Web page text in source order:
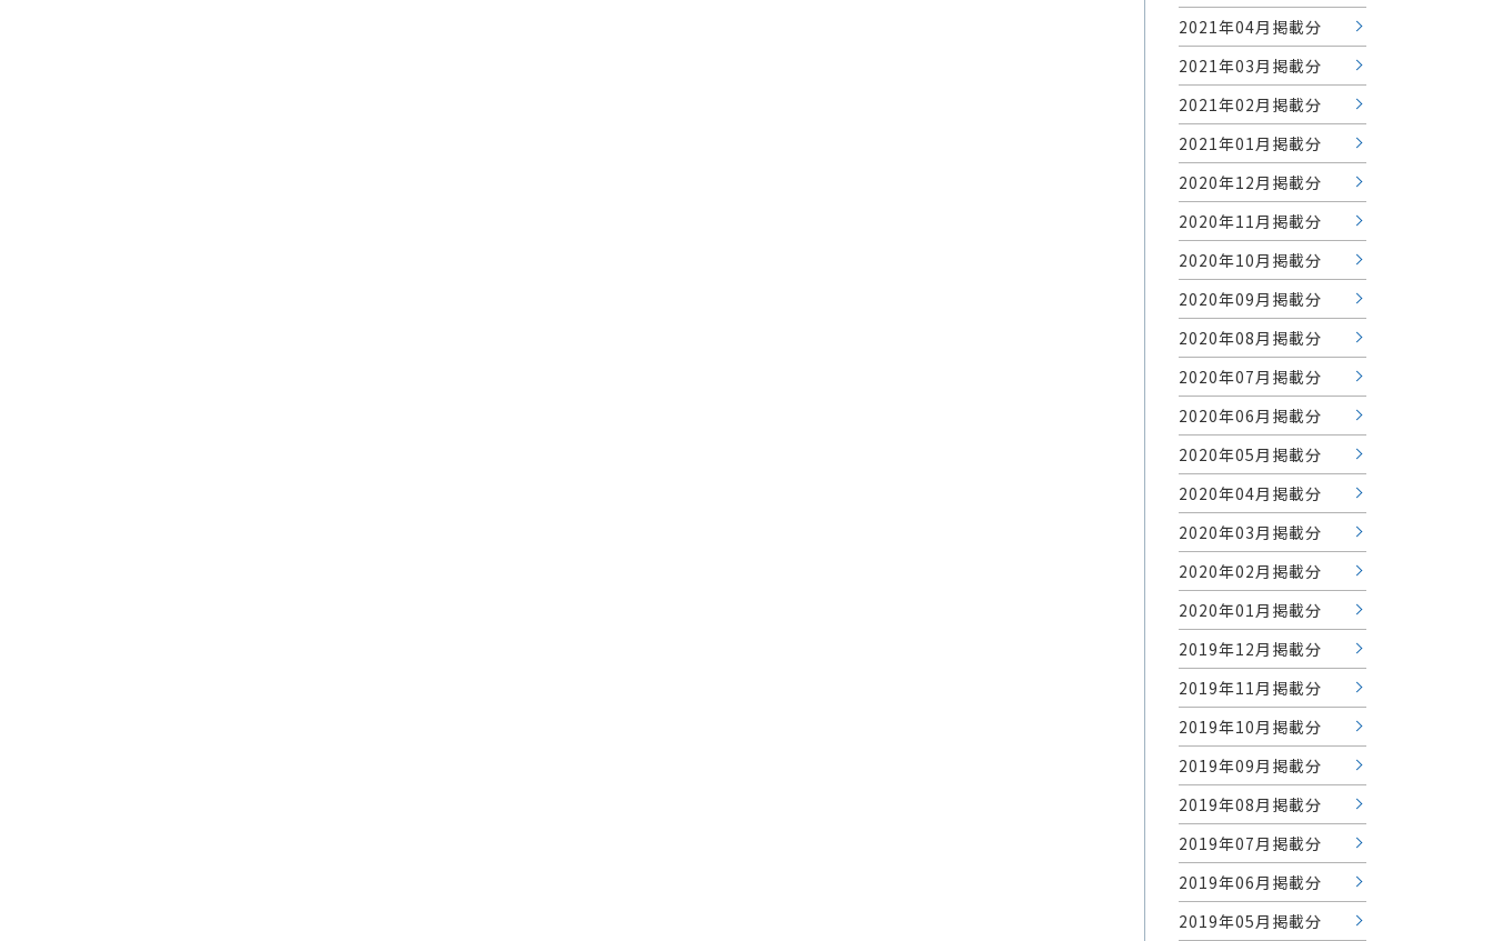
2021年04月掲載分
2021年03月掲載分
2021年02月掲載分
2021年01月掲載分
2020年12月掲載分
2020年11月掲載分
2020年10月掲載分
2020年09月掲載分
2020年08月掲載分
2020年07月掲載分
2020年06月掲載分
2020年05月掲載分
2020年04月掲載分
2020年03月掲載分
2020年02月掲載分
2020年01月掲載分
2019年12月掲載分
2019年11月掲載分
2019年10月掲載分
2019年09月掲載分
2019年08月掲載分
2019年07月掲載分
2019年06月掲載分
2019年05月掲載分